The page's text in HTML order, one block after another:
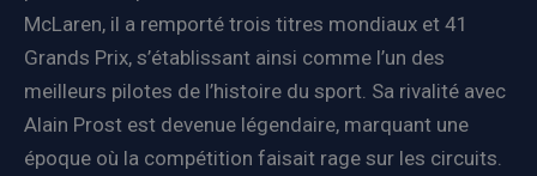
McLaren, il a remporté trois titres mondiaux et 41
Grands Prix, s’établissant ainsi comme l’un des
meilleurs pilotes de l’histoire du sport. Sa rivalité avec
Alain Prost est devenue légendaire, marquant une
époque où la compétition faisait rage sur les circuits.